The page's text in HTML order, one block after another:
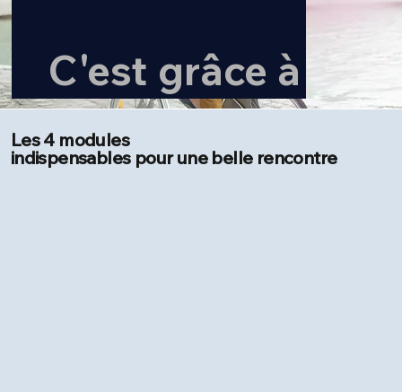
C'est grâce à
rencontre la
vie, j’ai fait
Les 4 modules
indispensables pour une belle rencontre